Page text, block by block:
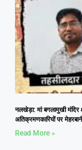
नलखेड़ा: मां बगलामुखी मंदिर
अतिक्रमणकारियों पर मेहरबानी
Read More »